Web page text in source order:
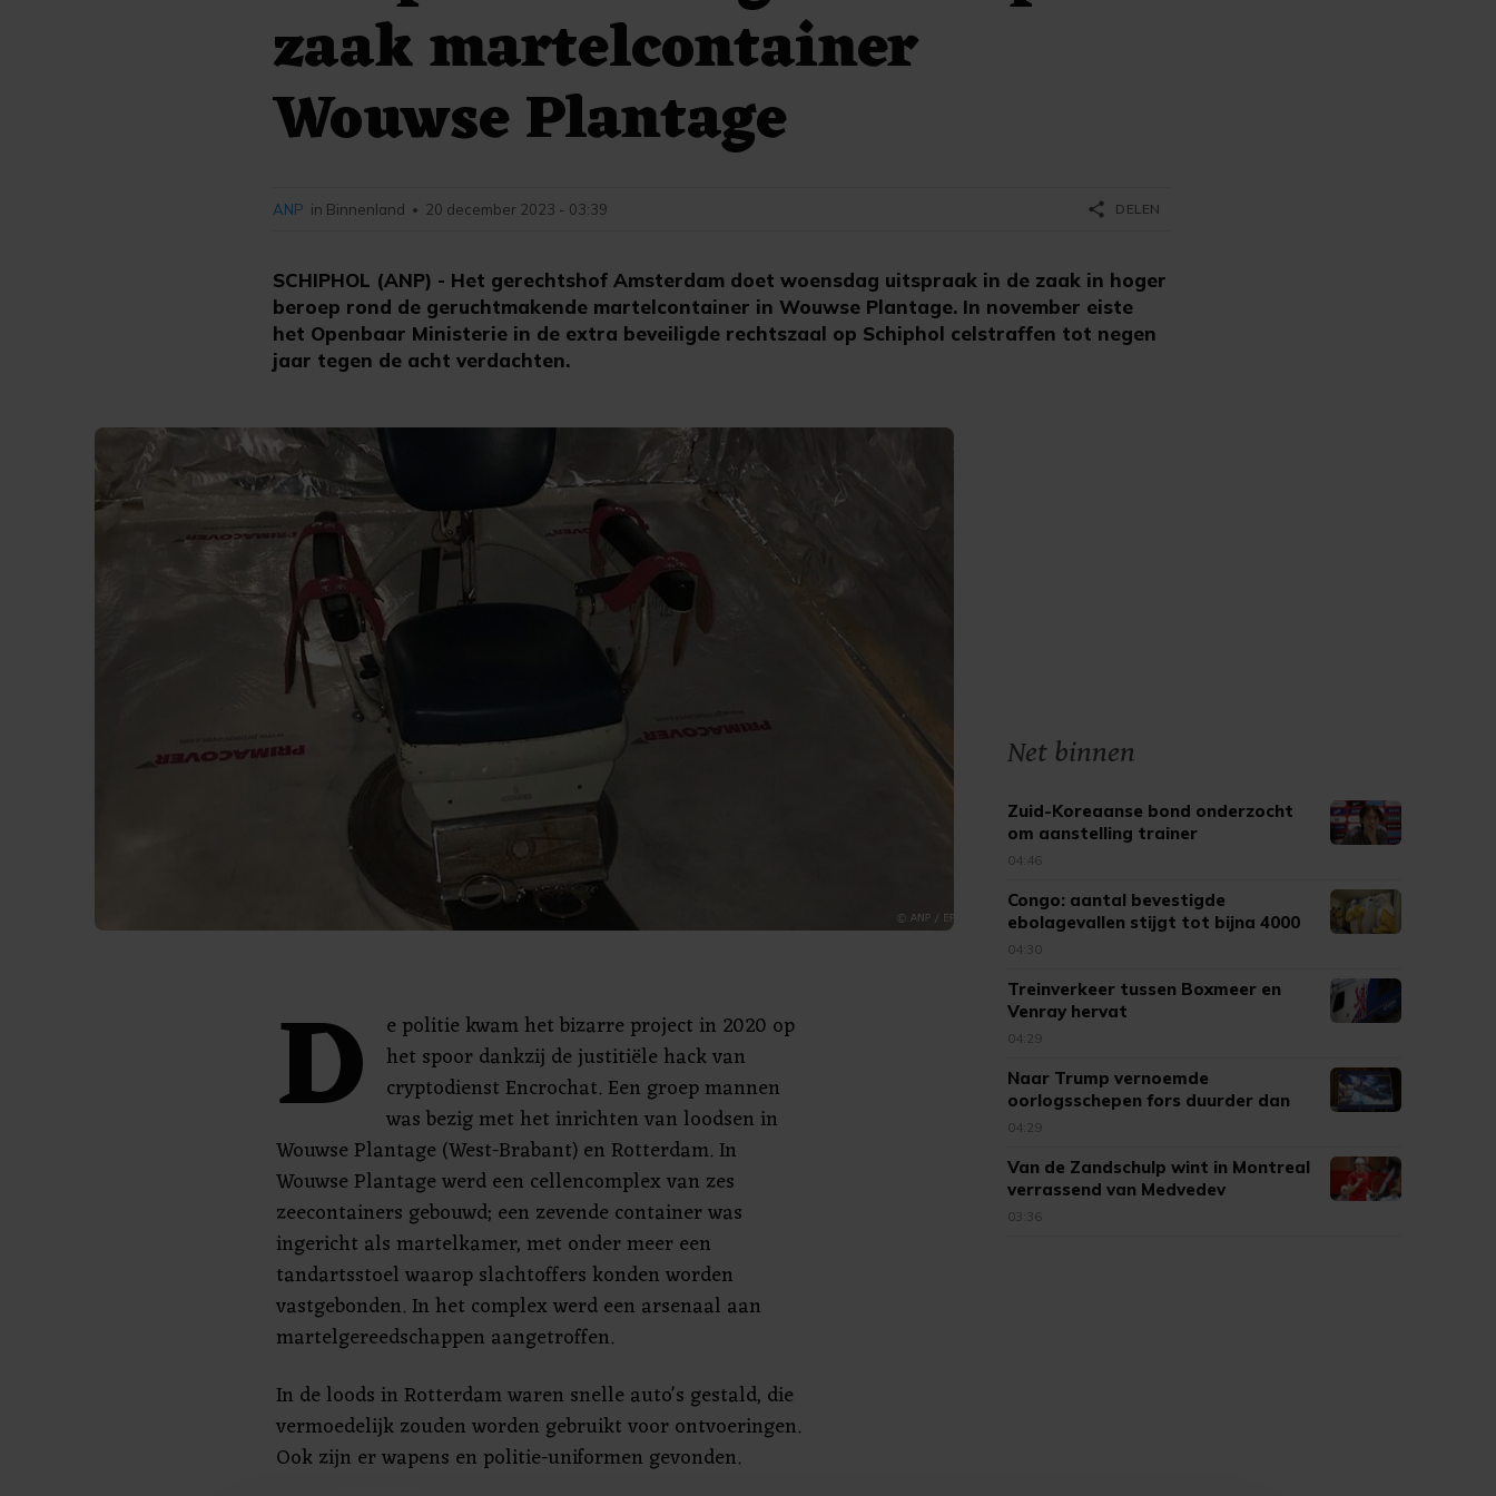
zaak martelcontainer
Wouwse Plantage
SCHIPHOL (ANP) - Het gerechtshof Amsterdam doet woensdag uitspraak in de zaak in hoger
beroep rond de geruchtmakende martelcontainer in Wouwse Plantage. In november eiste
het Openbaar Ministerie in de extra beveiligde rechtszaal op Schiphol celstraffen tot negen
jaar tegen de acht verdachten.
ANP in Binnenland • 20 december 2023 - 03:39 share DELEN
D
e politie kwam het bizarre project in 2020 op
het spoor dankzij de justitiële hack van
cryptodienst Encrochat. Een groep mannen
was bezig met het inrichten van loodsen in
Wouwse Plantage (West-Brabant) en Rotterdam. In
Wouwse Plantage werd een cellencomplex van zes
zeecontainers gebouwd; een zevende container was
ingericht als martelkamer, met onder meer een
tandartsstoel waarop slachtoffers konden worden
vastgebonden. In het complex werd een arsenaal aan
martelgereedschappen aangetroffen.
In de loods in Rotterdam waren snelle auto's gestald, die
vermoedelijk zouden worden gebruikt voor ontvoeringen.
Ook zijn er wapens en politie-uniformen gevonden.
Net binnen
Zuid-Koreaanse bond onderzocht
om aanstelling trainer
04:46
Congo: aantal bevestigde
ebolagevallen stijgt tot bijna 4000
04:30
Treinverkeer tussen Boxmeer en
Venray hervat
04:29
Naar Trump vernoemde
oorlogsschepen fors duurder dan
verwacht
04:29
Van de Zandschulp wint in Montreal
verrassend van Medvedev
03:36